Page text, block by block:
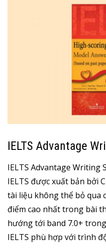
IELTS Advantage
IELTS Advantage Writing
IELTS được xuất bản bởi
tài liệu không thể bỏ qua
điểm cao nhất trong bài
hướng tới band 7.0+
IELTS phù hợp với trình